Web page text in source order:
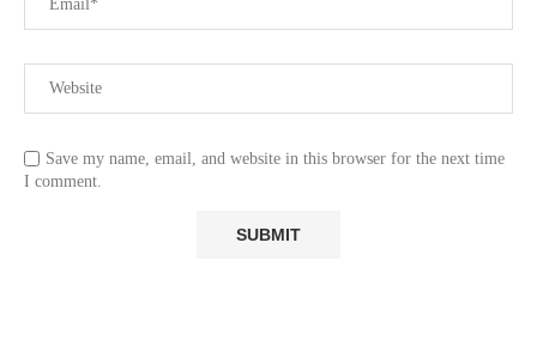
Save my name, email, and website in this browser for the next time
I comment.